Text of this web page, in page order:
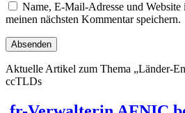
Name, E-Mail-Adresse und
meinen nächsten Kommentar speichern.
Aktuelle Artikel zum Thema „Länder-
ccTLDs